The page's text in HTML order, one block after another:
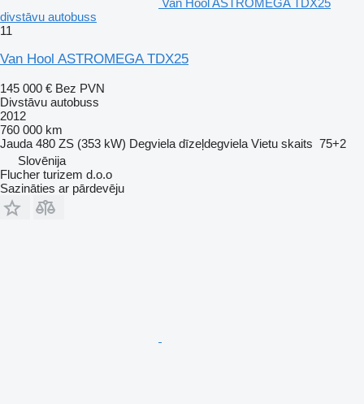
divstāvu autobuss
11
Van Hool ASTROMEGA TDX25
145 000 € Bez PVN
Divstāvu autobuss
2012
760 000 km
Jauda 480 ZS (353 kW) Degviela dīzeļdegviela Vietu skaits 75+2
Slovēnija
Flucher turizem d.o.o
Sazināties ar pārdevēju